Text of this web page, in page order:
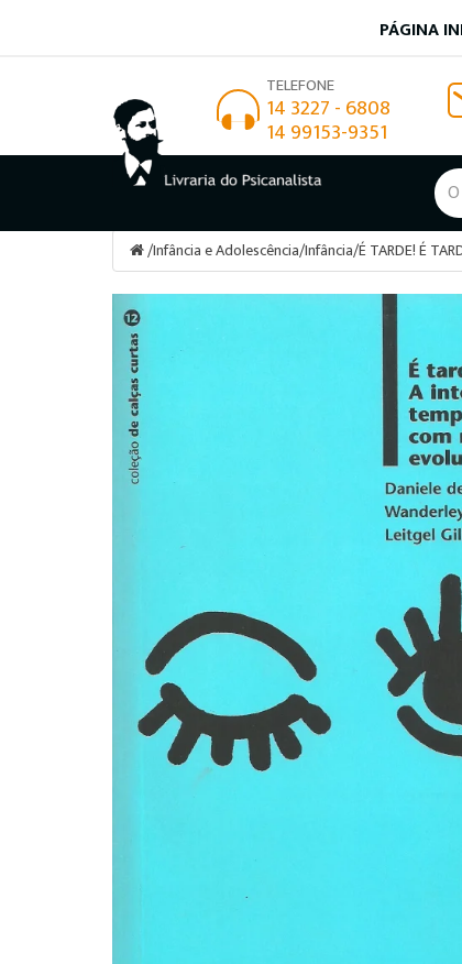
PÁGINA
TELEFONE
14 3227 - 6808
14 99153-9351
/Infância e Adolescência/Infância/É TARDE! É